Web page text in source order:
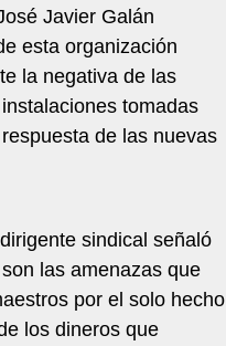
Javier Galán
esta organización
la negativa de las
tomadas
de las nuevas
sindical señaló
las amenazas que
por el solo hecho
los dineros que